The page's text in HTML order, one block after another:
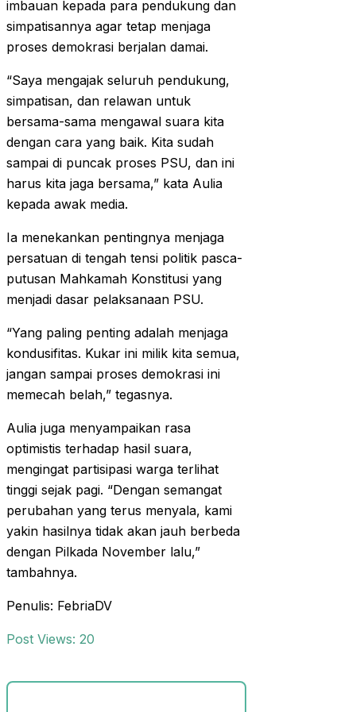
imbauan kepada para pendukung dan
simpatisannya agar tetap menjaga
proses demokrasi berjalan damai.
“Saya mengajak seluruh pendukung,
simpatisan, dan relawan untuk
bersama-sama mengawal suara kita
dengan cara yang baik. Kita sudah
sampai di puncak proses PSU, dan ini
harus kita jaga bersama,” kata Aulia
kepada awak media.
Ia menekankan pentingnya menjaga
persatuan di tengah tensi politik pasca-
putusan Mahkamah Konstitusi yang
menjadi dasar pelaksanaan PSU.
“Yang paling penting adalah menjaga
kondusifitas. Kukar ini milik kita semua,
jangan sampai proses demokrasi ini
memecah belah,” tegasnya.
Aulia juga menyampaikan rasa
optimistis terhadap hasil suara,
mengingat partisipasi warga terlihat
tinggi sejak pagi. “Dengan semangat
perubahan yang terus menyala, kami
yakin hasilnya tidak akan jauh berbeda
dengan Pilkada November lalu,”
tambahnya.
Penulis: FebriaDV
Post Views: 20